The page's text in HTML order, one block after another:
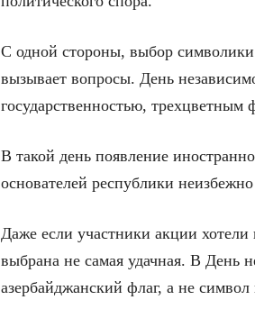
С одной стороны, выбор
вызывает вопросы. День
государственностью,
В такой день появление
основателей республики
Даже если участники акции
выбрана не самая удачная. В День
азербайджанский флаг, а не